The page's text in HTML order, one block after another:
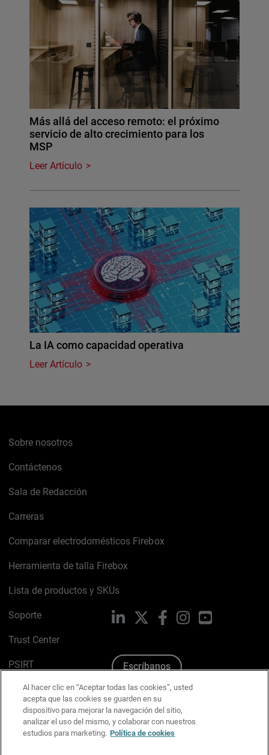
Más allá del acceso remoto: el próximo
servicio de alto crecimiento para los
MSP
Leer Artículo
La IA como capacidad operativa
Leer Artículo
Sobre nosotros
Contáctenos
Sala de Redacción
Carreras
Comparar electrodomésticos Firebox
Herramienta de talla Firebox
Lista de productos y SKUs
Soporte
Trust Center
PSIRT
Política de cookies
Política de privacidad
Kit de medios y marca
LinkedIn FacebookInstagramYouTube
Escríbanos
Al hacer clic en “Aceptar todas las cookies”, usted
acepta que las cookies se guarden en su
dispositivo para mejorar la navegación del sitio,
analizar el uso del mismo, y colaborar con nuestros
estudios para marketing. Política de cookies